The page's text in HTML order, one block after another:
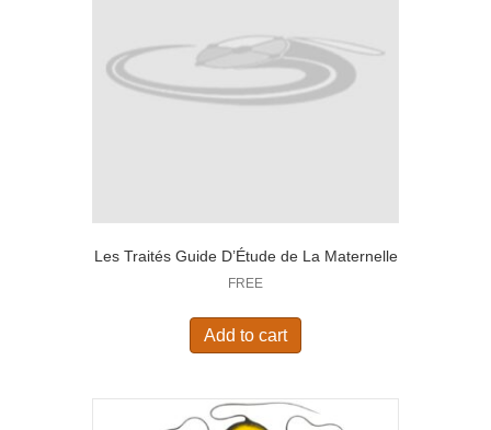
Les Traités Guide D’Étude de La Maternelle
FREE
Add to cart